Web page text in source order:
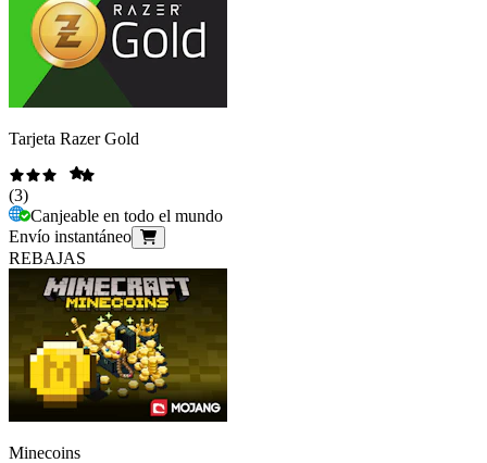
Tarjeta Razer Gold
(3)
Canjeable en todo el mundo
Envío instantáneo
REBAJAS
Minecoins